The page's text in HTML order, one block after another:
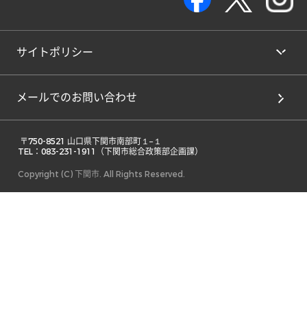
サイトポリシー
メールでのお問い合わせ
TEL：083-231-1911（下関市総合政策部企画課）
Copyright (C) 下関市. All Rights Reserved.